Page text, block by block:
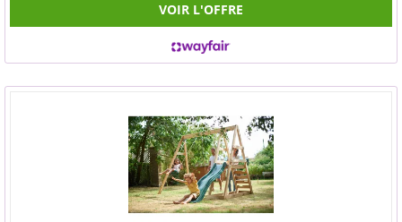
VOIR L'OFFRE